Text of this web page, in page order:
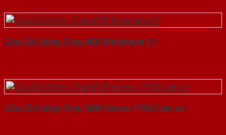
Cửa Gỗ Chống Cháy MDF Melamine P1
Cửa Gỗ Chống Cháy MDF Veneer P1R2 Cam xe